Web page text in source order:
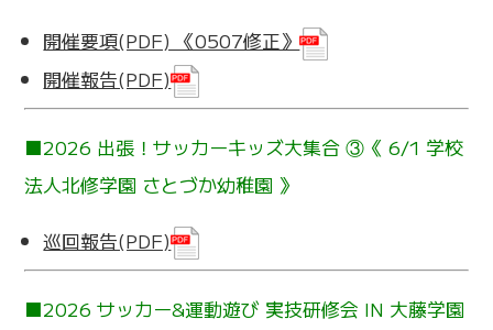
開催要項(PDF) 《0507修正》
開催報告(PDF)
■2026 出張！サッカーキッズ大集合 ③《 6/1 学校
法人北修学園 さとづか幼稚園 》
巡回報告(PDF)
■2026 サッカー&運動遊び 実技研修会 IN 大藤学園